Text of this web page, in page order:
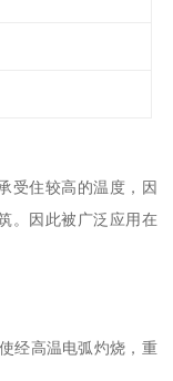
受住较高的温度，因
。因此被广泛应用在
经高温电弧灼烧，重